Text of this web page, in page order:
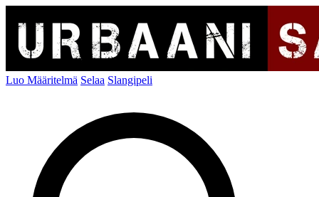
Luo Määritelmä Selaa Slangipeli